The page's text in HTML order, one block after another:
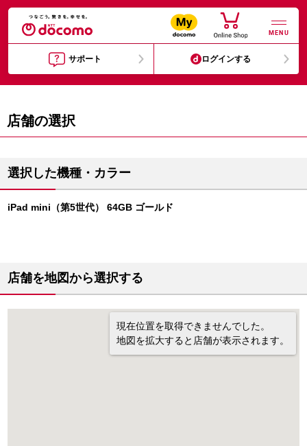
MENU
サポート ログインする
店舗の選択
選択した機種・カラー
iPad mini（第5世代） 64GB ゴールド
店舗を地図から選択する
現在位置を取得できませんでした。
地図を拡大すると店舗が表示されます。